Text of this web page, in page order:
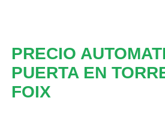
PRECIO
PUERTA EN
FOIX